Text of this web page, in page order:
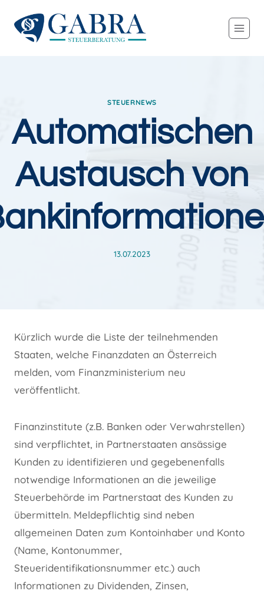
Inhalt
springen
STEUERNEWS
Automatischen
Austausch von
13.07.2023
Kürzlich wurde die Liste der teilnehmenden
Staaten, welche Finanzdaten an Österreich
melden, vom Finanzministerium neu
veröffentlicht.
Finanzinstitute (z.B. Banken oder Verwahrstellen)
sind verpflichtet, in Partnerstaaten ansässige
Kunden zu identifizieren und gegebenenfalls
notwendige Informationen an die jeweilige
Steuerbehörde im Partnerstaat des Kunden zu
übermitteln. Meldepflichtig sind neben
allgemeinen Daten zum Kontoinhaber und Konto
(Name, Kontonummer,
Steueridentifikationsnummer etc.) auch
Informationen zu Dividenden, Zinsen,